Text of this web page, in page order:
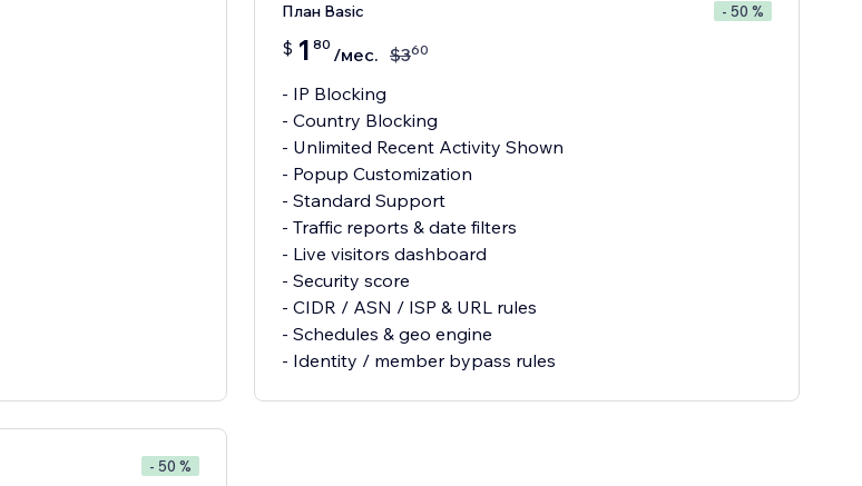
План Basic - 50 %
$ 1 80 /мес. $360
- IP Blocking
- Country Blocking
- Unlimited Recent Activity Shown
- Popup Customization
- Standard Support
- Traffic reports & date filters
- Live visitors dashboard
- Security score
- CIDR / ASN / ISP & URL rules
- Schedules & geo engine
- 50 %